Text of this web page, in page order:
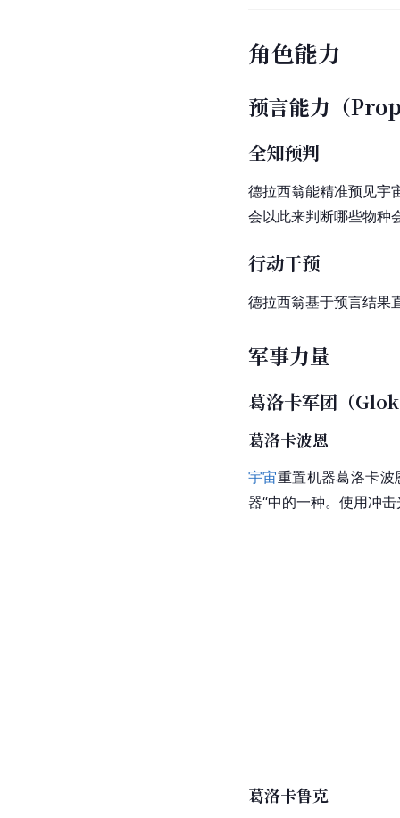
角色能力
预言能力（
全知预判
德拉西翁能精准预见宇
会以此来判断哪些物种
行动干预
德拉西翁基于预言结果
军事力量
葛洛卡军团（
葛洛卡波恩
宇宙重置机器葛洛卡
器“中的一种。使用冲
葛洛卡鲁克